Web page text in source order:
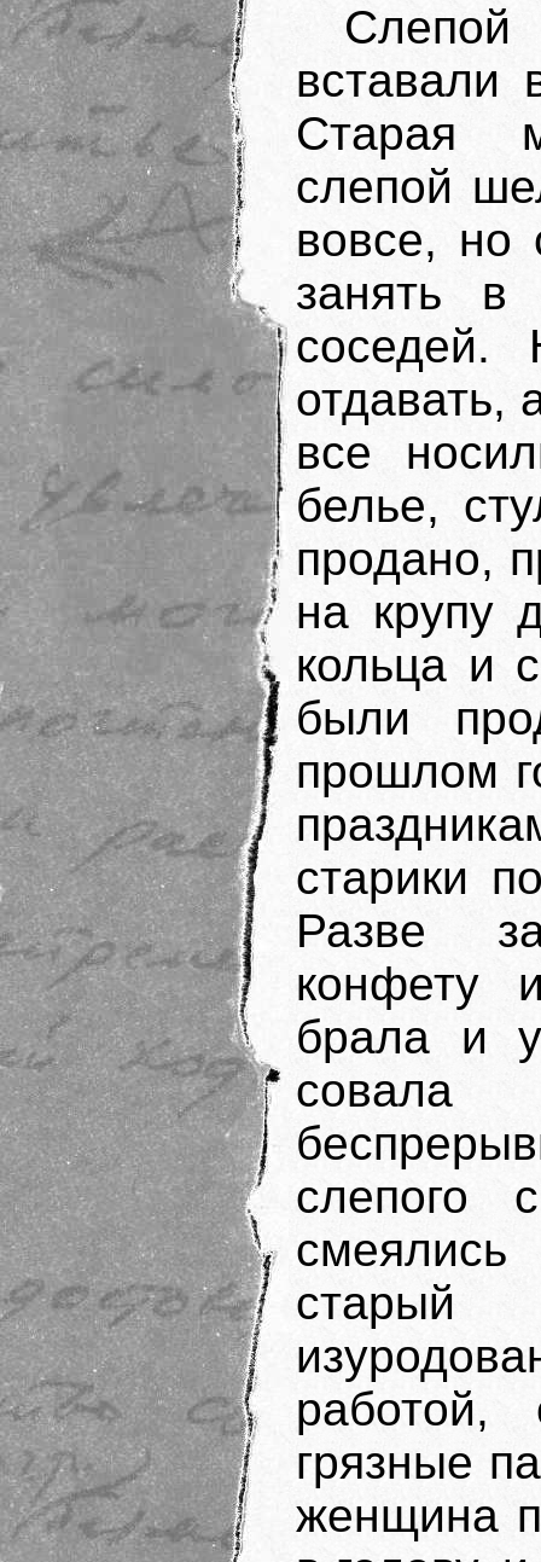
вставали
Старая
слепой
вовсе, но
занять в
отдавать,
все
белье,
продано,
на крупу
кольца и
были
прошлом
старики
Разве
конфету
брала и
слепого
старый
работой,
грязные
женщина